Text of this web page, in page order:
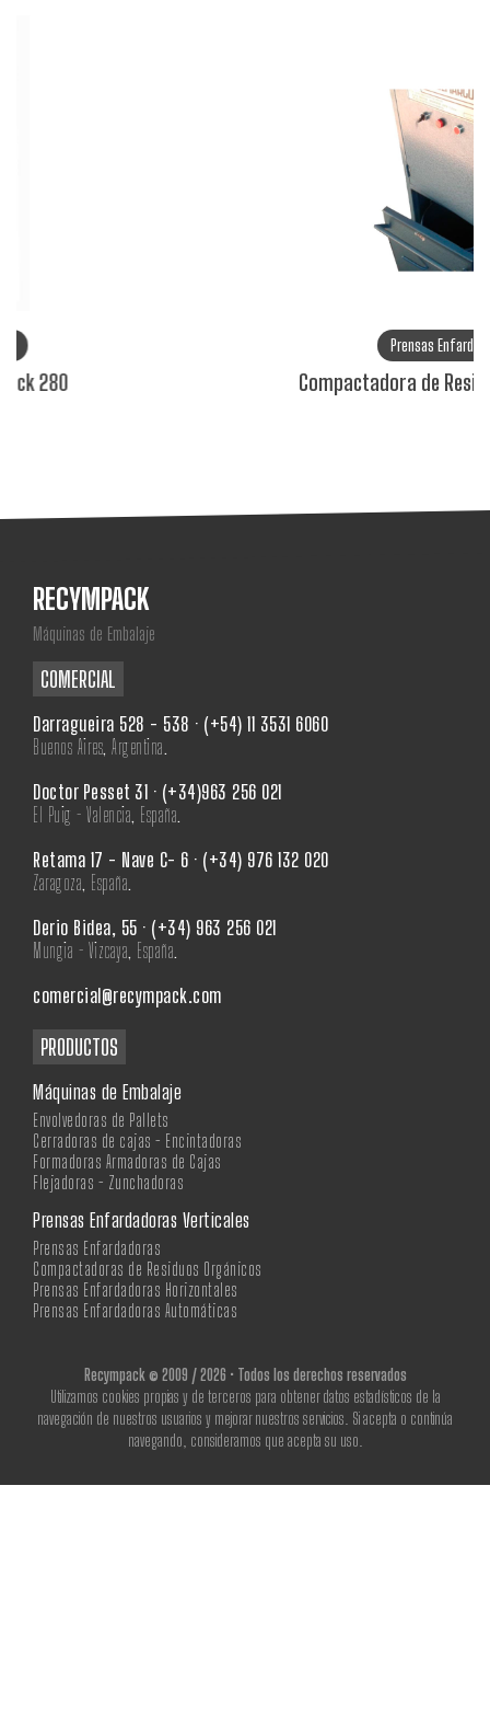
Compactadora de Residuos Orgánicos Mark VI
RECYMPACK
Máquinas de Embalaje
COMERCIAL
Darragueira 528 - 538 · (+54) 11 3531 6060
Buenos Aires, Argentina.
Doctor Pesset 31 · (+34)963 256 021
El Puig - Valencia, España.
Retama 17 - Nave C- 6 · (+34) 976 132 020
Zaragoza, España.
Derio Bidea, 55 · (+34) 963 256 021
Mungia - Vizcaya, España.
comercial@recympack.com
PRODUCTOS
Máquinas de Embalaje
Envolvedoras de Pallets
Cerradoras de cajas - Encintadoras
Formadoras Armadoras de Cajas
Flejadoras - Zunchadoras
Prensas Enfardadoras Verticales
Prensas Enfardadoras
Compactadoras de Residuos Orgánicos
Prensas Enfardadoras Horizontales
Prensas Enfardadoras Automáticas
Recympack © 2009 / 2026 • Todos los derechos reservados
Utilizamos cookies propias y de terceros para obtener datos estadísticos de la
navegación de nuestros usuarios y mejorar nuestros servicios. Si acepta o continúa
navegando, consideramos que acepta su uso.